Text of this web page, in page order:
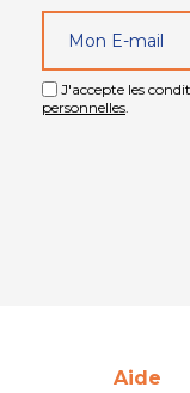
J'accepte les
personnelles.
Aide